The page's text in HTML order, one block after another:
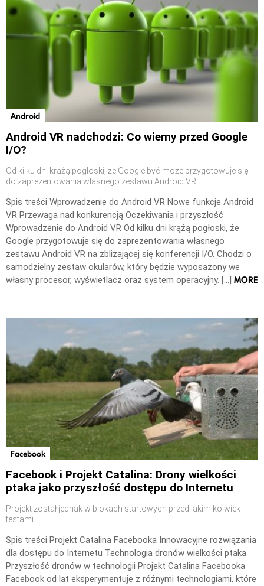
Android
Android VR nadchodzi: Co wiemy przed Google
I/O?
Od kilku dni krążą pogłoski, że Google być może przygotowuje się
do zaprezentowania własnego zestawu Android VR
Spis treści Wprowadzenie do Android VR Nowe funkcje Android
VR Przewaga nad konkurencją Oczekiwania i przyszłość
Wprowadzenie do Android VR Od kilku dni krążą pogłoski, że
Google przygotowuje się do zaprezentowania własnego
zestawu Android VR na zbliżającej się konferencji I/O. Chodzi o
samodzielny zestaw okularów, który będzie wyposażony we
własny procesor, wyświetlacz oraz system operacyjny. […] MORE
Facebook
Facebook i Projekt Catalina: Drony wielkości
ptaka jako przyszłość dostępu do Internetu
Projekt został jednak w blokach startowych przed jakimikolwiek
testami
Spis treści Projekt Catalina Facebooka Innowacyjne rozwiązania
dla dostępu do Internetu Technologia dronów wielkości ptaka
Przyszłość dronów w technologii Projekt Catalina Facebooka
Facebook od lat eksperymentuje z różnymi technologiami, które